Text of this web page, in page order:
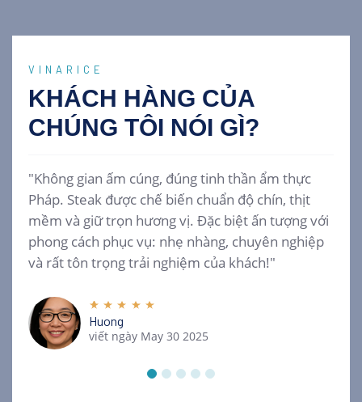
VINARICE
KHÁCH HÀNG CỦA
CHÚNG TÔI NÓI GÌ?
"Không gian ấm cúng, đúng tinh thần ẩm thực
Pháp. Steak được chế biến chuẩn độ chín, thịt
mềm và giữ trọn hương vị. Đặc biệt ấn tượng với
phong cách phục vụ: nhẹ nhàng, chuyên nghiệp
và rất tôn trọng trải nghiệm của khách!"
Huong
viết ngày May 30 2025